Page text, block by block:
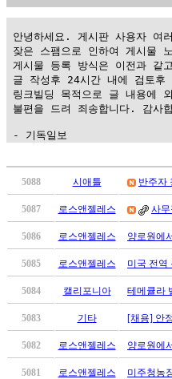
안녕하세요. 게시판 사용자 여
잦은 스팸으로 인하여 게시물
게시물 등록 방식은 이전과 같
글 작성후 24시간 내에 검토후
링크빌딩 목적으로 글 내용에
불편을 드려 죄송합니다. 감사
- 기독일보
만
꼴
밍
넷
5088 시애틀 반주자
5087 로스앤젤레스 사
5086 로스앤젤레스 양로원에
5085 로스앤젤레스 미국 전역
5084 캘리포니아 테메큘라
5083 기타 [채용] 안
5082 로스앤젤레스 양로원에
5081 로스앤젤레스 미주청농